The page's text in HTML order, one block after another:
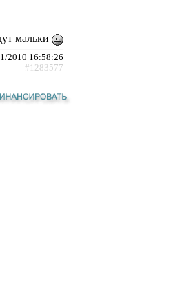
мальки
2010 16:58:26
#1283577